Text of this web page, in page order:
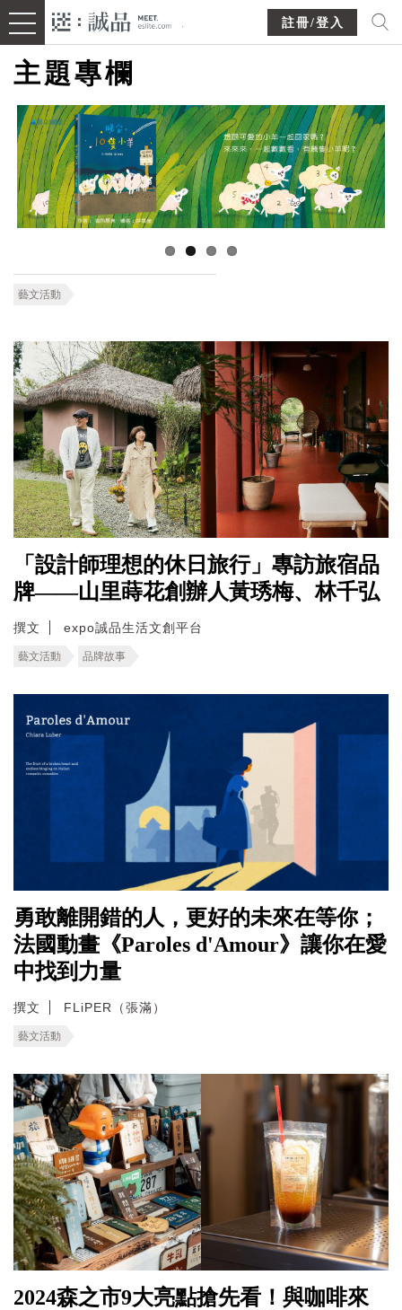
註冊/登入
主題專欄
藝文活動
「設計師理想的休日旅行」專訪旅宿品
牌——山里蒔花創辦人黃琇梅、林千弘
撰文 expo誠品生活文創平台
藝文活動 品牌故事
勇敢離開錯的人，更好的未來在等你；
法國動畫《Paroles d'Amour》讓你在愛
中找到力量
撰文 FLiPER（張滿）
藝文活動
2024森之市9大亮點搶先看！與咖啡來